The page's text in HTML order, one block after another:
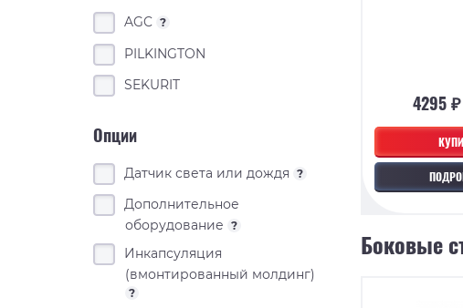
AGC ?
PILKINGTON
SEKURIT
Опции
Датчик света или дождя ?
Дополнительное
оборудование ?
Инкапсуляция
(вмонтированный молдинг)
?
4295
Боковые